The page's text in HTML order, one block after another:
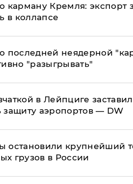
карману Кремля: экспорт
в коллапсе
последней неядерной
"разыгрывать"
в Лейпциге
защиту аэропортов — DW
остановили крупнейший
грузов в России